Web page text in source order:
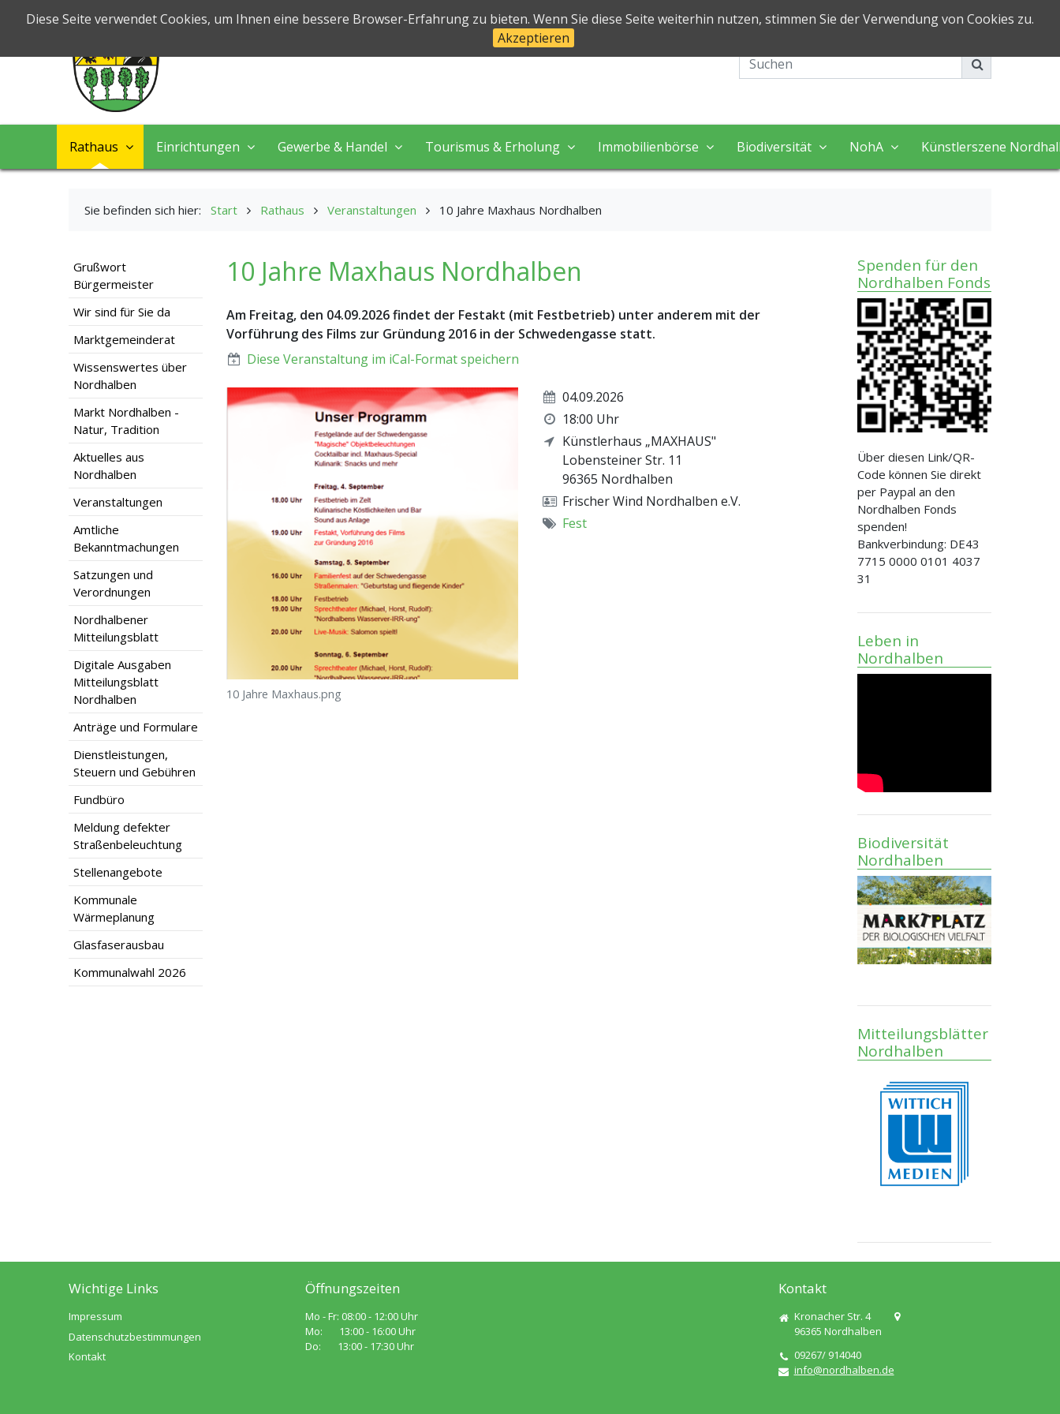
Diese Seite verwendet Cookies, um Ihnen eine bessere Browser-Erfahrung zu bieten. Wenn Sie diese Seite weiterhin nutzen, stimmen Sie der Verwendung von Cookies zu.
Akzeptieren
Markt Nordhalben
Leben & Arbeiten in perfekter Natur!
Impressum Kontakt
Rathaus Einrichtungen Gewerbe & Handel Tourismus & Erholung Immobilienbörse Biodiversität NohA Künstlerszene
Sie befinden sich hier: Start Rathaus Veranstaltungen 10 Jahre Maxhaus Nordhalben
Grußwort
Bürgermeister
Wir sind für Sie da
Marktgemeinderat
Wissenswertes über
Nordhalben
Markt Nordhalben -
Natur, Tradition
Aktuelles aus
Nordhalben
Veranstaltungen
Amtliche
Bekanntmachungen
Satzungen und
Verordnungen
Nordhalbener
Mitteilungsblatt
Digitale Ausgaben
Mitteilungsblatt
Nordhalben
Anträge und Formulare
Dienstleistungen,
Steuern und Gebühren
Fundbüro
Meldung defekter
Straßenbeleuchtung
Stellenangebote
Kommunale
Wärmeplanung
Glasfaserausbau
Kommunalwahl 2026
10 Jahre Maxhaus Nordhalben
Am Freitag, den 04.09.2026 findet der Festakt (mit Festbetrieb) unter anderem mit der
Vorführung des Films zur Gründung 2016 in der Schwedengasse statt.
Diese Veranstaltung im iCal-Format speichern
10 Jahre Maxhaus.png
04.09.2026
18:00 Uhr
Künstlerhaus „MAXHAUS"
Lobensteiner Str. 11
96365 Nordhalben
Frischer Wind Nordhalben e.V.
Fest
Spenden für den
Nordhalben Fonds
Über diesen Link/QR-
Code können Sie direkt
per Paypal an den
Nordhalben Fonds
spenden!
Bankverbindung: DE43
7715 0000 0101 4037
31
Leben in
Nordhalben
Biodiversität
Nordhalben
Mitteilungsblätter
Nordhalben
Wichtige Links
Impressum
Datenschutzbestimmungen
Kontakt
Öffnungszeiten
Mo - Fr: 08:00 - 12:00 Uhr
Mo: 13:00 - 16:00 Uhr
Do: 13:00 - 17:30 Uhr
Kontakt
Kronacher Str. 4
96365 Nordhalben
09267/ 914040
info@nordhalben.de